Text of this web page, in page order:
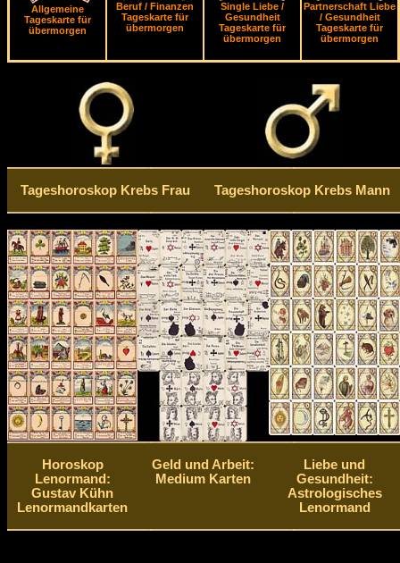
Allgemeine
Tageskarte für
übermorgen
Beruf / Finanzen
Tageskarte für
übermorgen
Single Liebe /
Gesundheit
Tageskarte für
übermorgen
Partnerschaft Liebe
/ Gesundheit
Tageskarte für
übermorgen
Tageshoroskop Krebs Frau Tageshoroskop Krebs Mann
Horoskop
Lenormand:
Gustav Kühn
Lenormandkarten
Geld und Arbeit:
Medium Karten
Liebe und
Gesundheit:
Astrologisches
Lenormand